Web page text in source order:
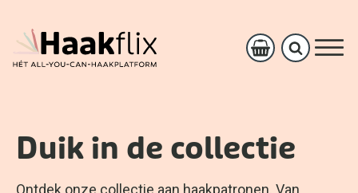
Duik in de collectie
Ontdek onze collectie aan haakpatronen. Van